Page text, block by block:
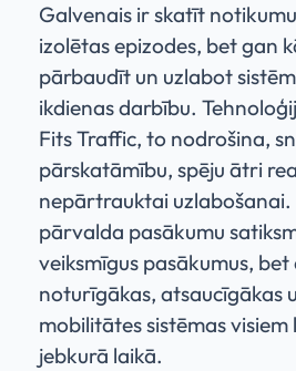
Galvenais ir skatīt
izolētas epizodes, bet gan
pārbaudīt un uzlabot
ikdienas darbību.
Fits Traffic, to nodrošina,
pārskatāmību, spēju ātri
nepārtrauktai uzlabošanai.
pārvalda pasākumu
veiksmīgus pasākumus,
noturīgākas, atsaucīgākas
mobilitātes sistēmas
jebkurā laikā.